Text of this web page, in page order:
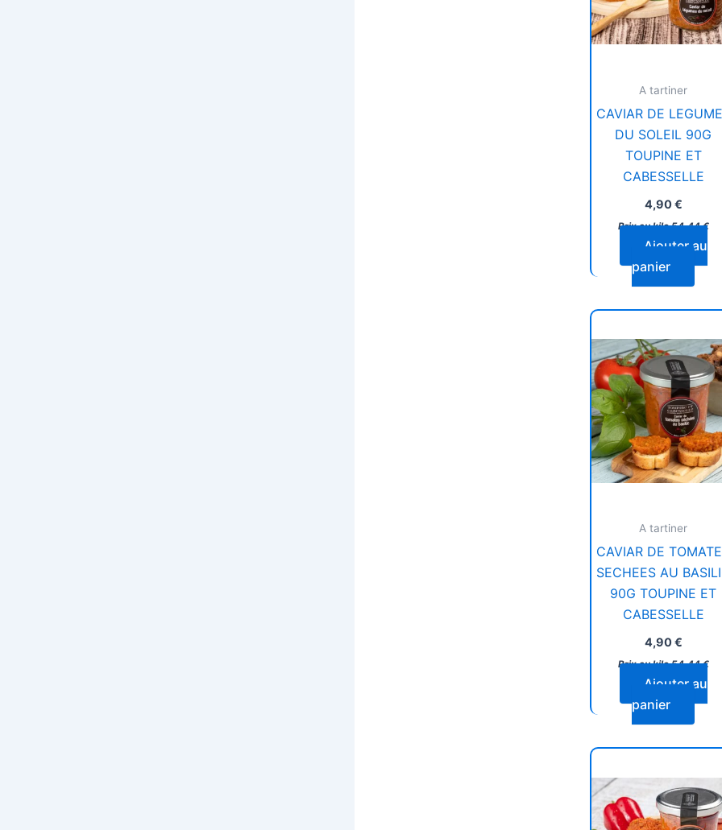
A tartiner
CAVIAR DE
DU SOLEIL 90G
TOUPINE ET
CABESSELLE
4,90€
Prix au kilo 54,44€
Ajouter au
panier
A tartiner
CAVIAR DE
SECHEES AU
90G TOUPINE ET
CABESSELLE
4,90€
Prix au kilo 54,44€
Ajouter au
panier